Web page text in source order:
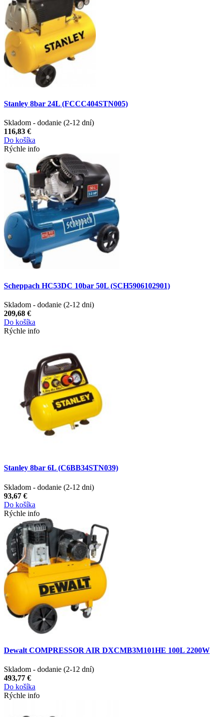
Stanley 8bar 24L (FCCC404STN005)
Skladom - dodanie (2-12 dní)
116,83 €
Do košíka
Rýchle info
Scheppach HC53DC 10bar 50L (SCH5906102901)
Skladom - dodanie (2-12 dni)
209,68 €
Do košíka
Rýchle info
Stanley 8bar 6L (C6BB34STN039)
Skladom - dodanie (2-12 dni)
93,67 €
Do košíka
Rýchle info
Dewalt COMPRESSOR AIR DXCMB3M101HE 100L 2200W
Skladom - dodanie (2-12 dní)
493,77 €
Do košíka
Rýchle info